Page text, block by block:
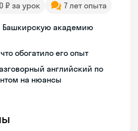
₽ за урок 7 лет опыта
Башкирскую академию
обогатило его опыт
английский по
на нюансы